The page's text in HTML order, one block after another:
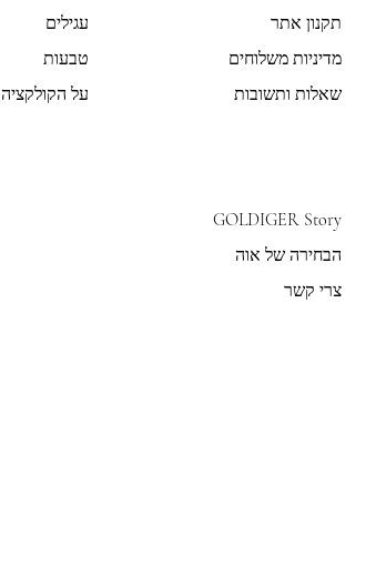
עגילים
טבעות
על הקולקציה
תקנון אתר
מדיניות משלוחים
שאלות ותשובות
GOLDIGER Story
הבחירה של אוה
צרי קשר